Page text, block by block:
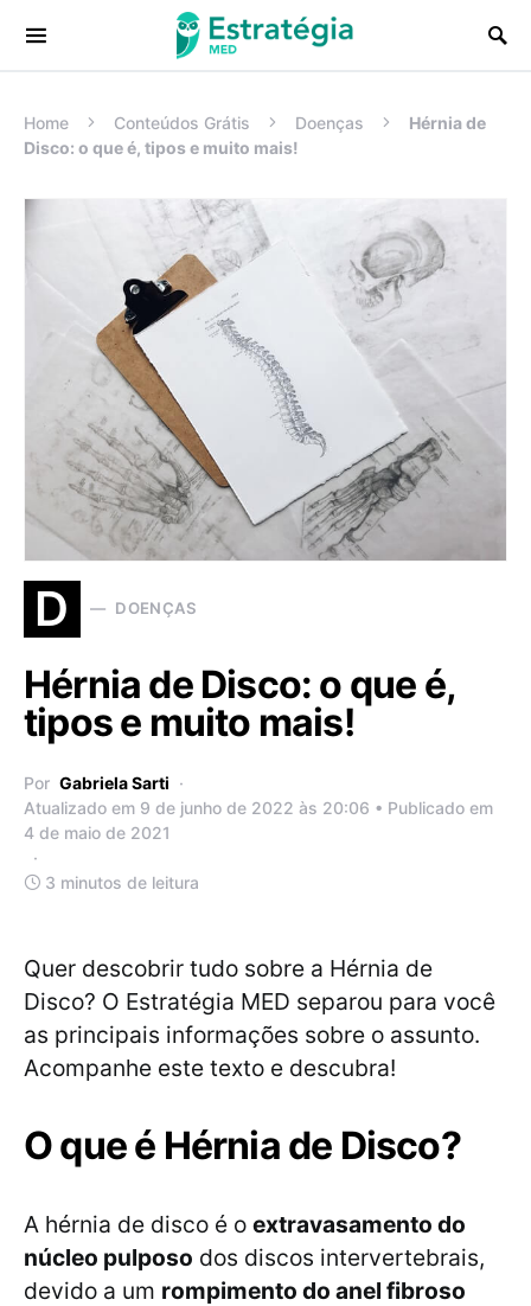
Procurar:
Home Conteúdos Grátis Doenças
Hérnia de
Disco: o que é, tipos e muito mais!
D DOENÇAS
Hérnia de Disco: o que é,
tipos e muito mais!
Por Gabriela Sarti
Atualizado em 9 de junho de 2022 às 20:06 • Publicado em
4 de maio de 2021
3 minutos de leitura
Quer descobrir tudo sobre a Hérnia de
Disco? O Estratégia MED separou para você
as principais informações sobre o assunto.
Acompanhe este texto e descubra!
O que é Hérnia de Disco?
A hérnia de disco é o extravasamento do
núcleo pulposo dos discos intervertebrais,
devido a um rompimento do anel fibroso